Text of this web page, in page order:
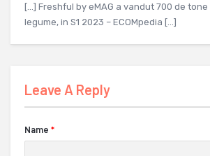
[…] Freshful by eMAG a vandut 700 de
legume, in S1 2023 – ECOMpedia […]
Leave A Reply
Name *